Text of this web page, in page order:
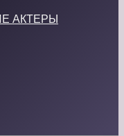
АКТЕРЫ